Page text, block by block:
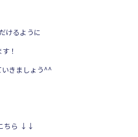
けるように
！
いきましょう^^
ちら ↓↓